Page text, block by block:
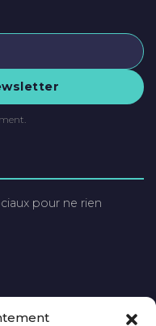
pour ne rien